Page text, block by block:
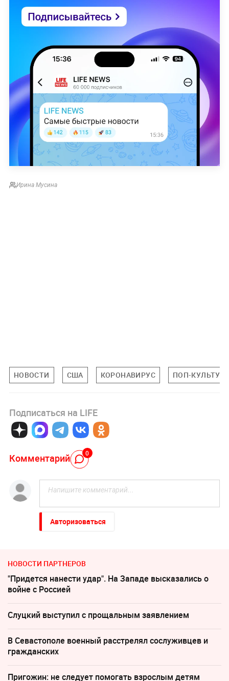
Ирина Мусина
НОВОСТИ США КОРОНАВИРУС ПОП-КУЛЬТУРА
Подписаться на LIFE
Комментарий 0
Авторизоваться
НОВОСТИ ПАРТНЕРОВ
"Придется нанести удар". На Западе высказались о
войне с Россией
Слуцкий выступил с прощальным заявлением
В Севастополе военный расстрелял сослуживцев и
гражданских
Пригожин: не следует помогать взрослым детям